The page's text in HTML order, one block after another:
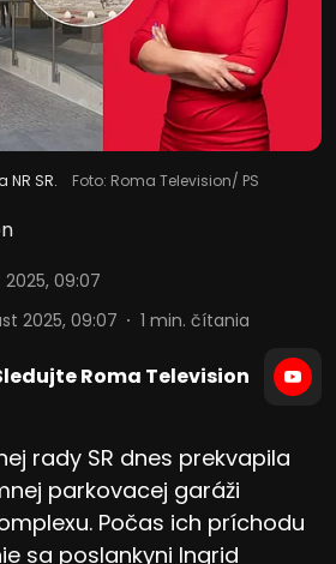
SR. Foto: Roma Television/ PS
09:07
2025, 09:07 1 min. čítania
Roma Television
rady SR dnes prekvapila
parkovacej garáži
Počas ich príchodu
sa poslankyni Ingrid